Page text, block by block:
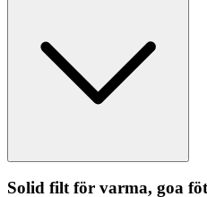
Solid filt för varma, goa